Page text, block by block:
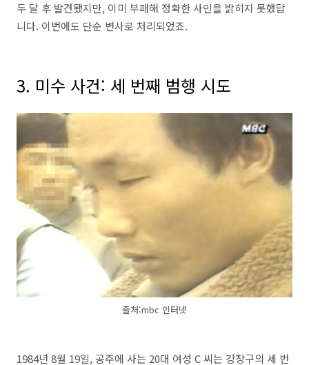
두 달 후 발견됐지만, 이미 부패해 정확한 사인을 밝히지 못했답
니다. 이번에도 단순 변사로 처리되었죠.
3. 미수 사건: 세 번째 범행 시도
출처:mbc 인터넷
1984년 8월 19일, 공주에 사는 20대 여성 C 씨는 강창구의 세 번